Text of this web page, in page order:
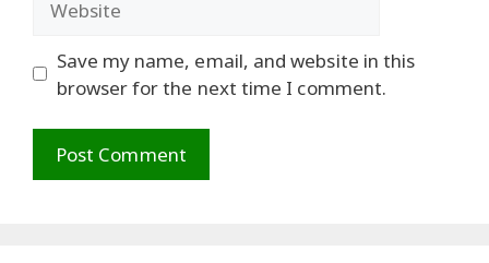
Save my name, email, and website in this
browser for the next time I comment.